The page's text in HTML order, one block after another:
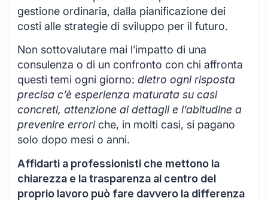
gestione ordinaria, dalla pianificazione dei
costi alle strategie di sviluppo per il futuro.
Non sottovalutare mai l’impatto di una
consulenza o di un confronto con chi affronta
questi temi ogni giorno: dietro ogni risposta
precisa c’è esperienza maturata su casi
concreti, attenzione ai dettagli e l’abitudine a
prevenire erroriche, in molti casi, si pagano
solo dopo mesi o anni.
Affidarti a professionisti che mettono la
chiarezza e la trasparenza al centro del
proprio lavoro può fare davvero la differenza